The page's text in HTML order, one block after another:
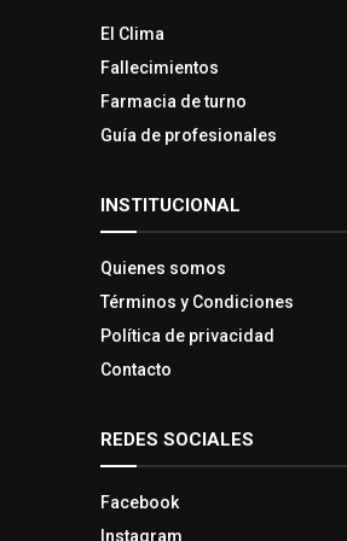
El Clima
Fallecimientos
Farmacia de turno
Guía de profesionales
INSTITUCIONAL
Quienes somos
Términos y Condiciones
Política de privacidad
Contacto
REDES SOCIALES
Facebook
Instagram